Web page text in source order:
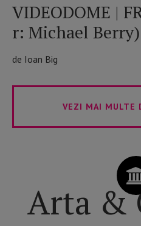
VIDEODOME |
r: Michael Berry)
de Ioan Big
VEZI MAI MULTE
Arta &